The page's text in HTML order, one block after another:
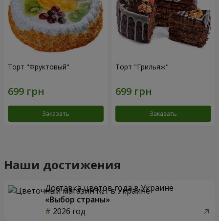
Торт "Фруктовый"
Заказать
Торт "Грильяж"
Заказать
Наши достижения
Доставка цветов года в Украине
«Выбор страны»
2026 год